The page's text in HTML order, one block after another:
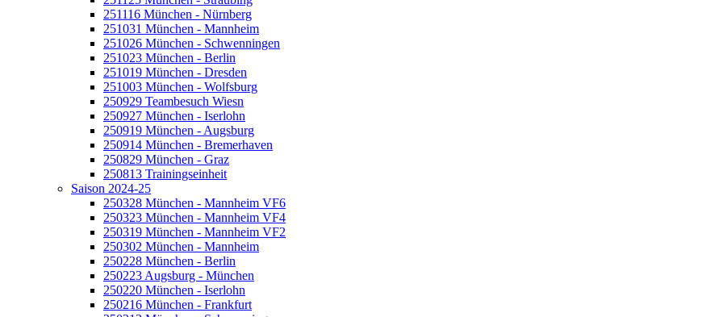
251116 München - Nürnberg
251031 München - Mannheim
251026 München - Schwenningen
251023 München - Berlin
251019 München - Dresden
251003 München - Wolfsburg
250929 Teambesuch Wiesn
250927 München - Iserlohn
250919 München - Augsburg
250914 München - Bremerhaven
250829 München - Graz
250813 Trainingseinheit
Saison 2024-25
250328 München - Mannheim VF6
250323 München - Mannheim VF4
250319 München - Mannheim VF2
250302 München - Mannheim
250228 München - Berlin
250223 Augsburg - München
250220 München - Iserlohn
250216 München - Frankfurt